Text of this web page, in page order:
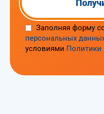
Заполняя форму
персональных
условиями Политики